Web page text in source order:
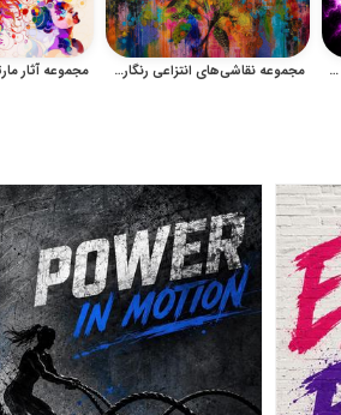
مجموعه افکت رعد و برق، صاعقه و درخشش نور با پس‌زمینه شفاف مجموعه نقاشی‌های انتزاعی رنگارنگ با بافت‌های آزاد و گل‌های مفهومی